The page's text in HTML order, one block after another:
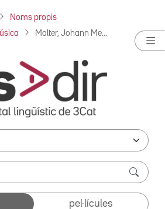
Noms propis
Molter, Johann Me...
pel·lícules